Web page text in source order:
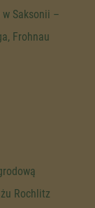
Saksonii –
Frohnau
Rochlitz